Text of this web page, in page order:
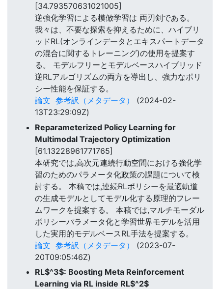
[34.793570631021005]
逆強化学習による模倣学習は 両刃剣である。
我々は、不要な探索を抑えるために、ハイブリ
ッドRL(オンラインデータとエキスパートデータ
の混合に関するトレーニング)の使用を提案す
る。 モデルフリーとモデルベースハイブリッド
逆RLアルゴリズムの両方を導出し、強力なポリ
シー性能を保証する。
論文 参考訳（メタデータ）
(2024-02-
13T23:29:09Z)
Reparameterized Policy Learning for
Multimodal Trajectory Optimization
[61.13228961771765]
本研究では,高次元連続行動空間における強化学
習のためのパラメータ化政策の課題について検
討する。 本稿では,連続RLポリシーを最適軌道
の生成モデルとしてモデル化する原理的フレー
ムワークを提案する。 本稿では,マルチモーダル
ポリシーパラメータ化と学習世界モデルを活用
した実用的モデルベースRL手法を提案する。
論文 参考訳（メタデータ）
(2023-07-
20T09:05:46Z)
RL$^3$: Boosting Meta Reinforcement
Learning via RL inside RL$^2$